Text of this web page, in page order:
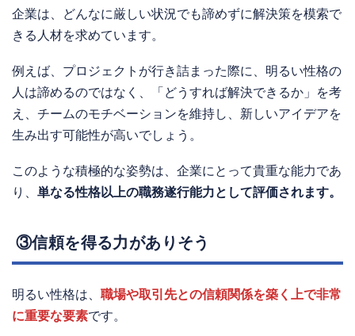
企業は、どんなに厳しい状況でも諦めずに解決策を模索で
きる人材を求めています。
例えば、プロジェクトが行き詰まった際に、明るい性格の
人は諦めるのではなく、「どうすれば解決できるか」を考
え、チームのモチベーションを維持し、新しいアイデアを
生み出す可能性が高いでしょう。
このような積極的な姿勢は、企業にとって貴重な能力であ
り、 単なる性格以上の職務遂行能力として評価されます。
③信頼を得る力がありそう
明るい性格は、 職場や取引先との信頼関係を築く上で非常
に重要な要素です。